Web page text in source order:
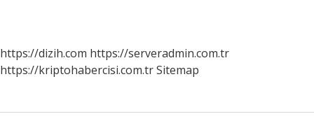
https://dizih.com https://serveradmin.com.tr
https://kriptohabercisi.com.trSitemap